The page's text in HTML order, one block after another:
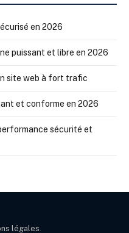
en 2026
puissant et libre en 2026
site web à fort trafic
et conforme en 2026
sécurité et
légales.